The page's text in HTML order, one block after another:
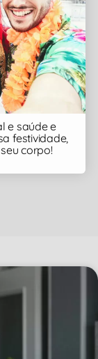
e saúde e
festividade,
corpo!